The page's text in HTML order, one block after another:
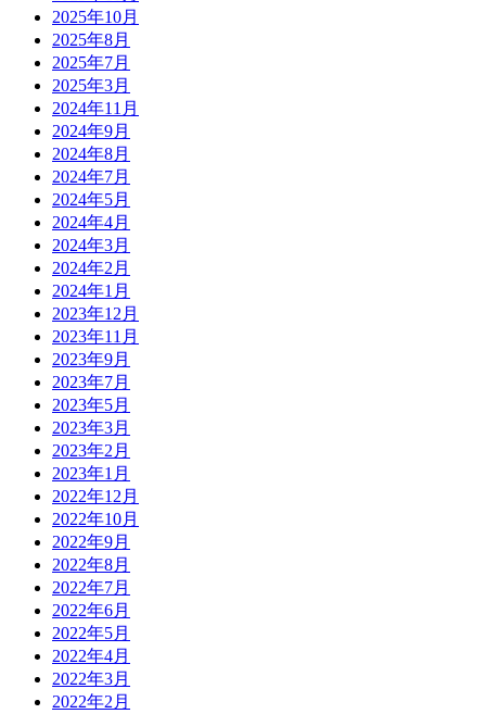
2025年10月
2025年8月
2025年7月
2025年3月
2024年11月
2024年9月
2024年8月
2024年7月
2024年5月
2024年4月
2024年3月
2024年2月
2024年1月
2023年12月
2023年11月
2023年9月
2023年7月
2023年5月
2023年3月
2023年2月
2023年1月
2022年12月
2022年10月
2022年9月
2022年8月
2022年7月
2022年6月
2022年5月
2022年4月
2022年3月
2022年2月